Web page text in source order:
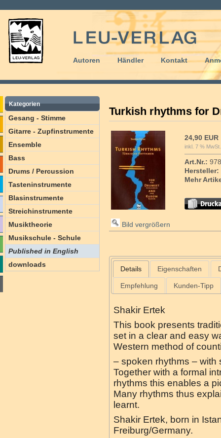
Autoren Händler Kontakt
Kategorien
Gesang - Stimme
Gitarre - Zupfinstrumente
Ensemble
Bass
Drums / Percussion
Tasteninstrumente
Blasinstrumente
Streichinstrumente
Musiktheorie
Musikschule - Schule
Published in English
downloads
Turkish rhythms for
Bild vergrößern
24,90 EUR
inkl. 7 %
Art.Nr.:
Hersteller:
Mehr
Details Eigenschaften
Empfehlung Kunden-Tipp
Shakir Ertek
This book presents
set in a clear and easy
Western method of
– spoken rhythms – with
Together with a formal
rhythms this enables a
Many rhythms thus
learnt.
Shakir Ertek, born in
Freiburg/Germany.